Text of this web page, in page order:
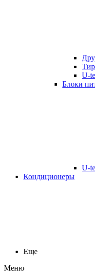
U-
Блоки
U-
Кондиционеры
Еще
Меню